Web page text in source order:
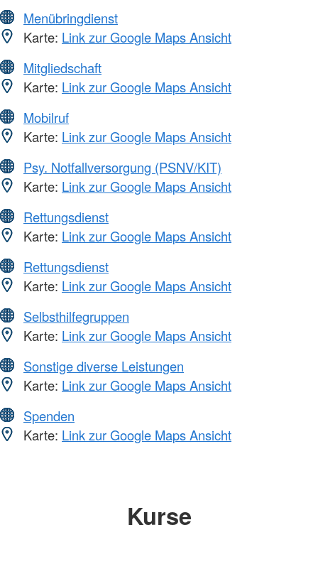
Menübringdienst
Karte: Link zur Google Maps Ansicht
Mitgliedschaft
Karte: Link zur Google Maps Ansicht
Mobilruf
Karte: Link zur Google Maps Ansicht
Psy. Notfallversorgung (PSNV/KIT)
Karte: Link zur Google Maps Ansicht
Rettungsdienst
Karte: Link zur Google Maps Ansicht
Rettungsdienst
Karte: Link zur Google Maps Ansicht
Selbsthilfegruppen
Karte: Link zur Google Maps Ansicht
Sonstige diverse Leistungen
Karte: Link zur Google Maps Ansicht
Spenden
Karte: Link zur Google Maps Ansicht
Kurse